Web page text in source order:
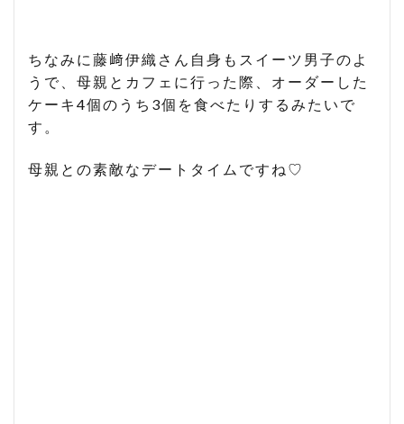
ちなみに藤﨑伊織さん自身もスイーツ男子のよ
うで、母親とカフェに行った際、オーダーした
ケーキ4個のうち3個を食べたりするみたいで
す。
母親との素敵なデートタイムですね♡